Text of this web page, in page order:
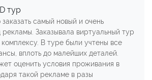
тур
самый новый и очень
Заказывала виртуальный тур
В туре были учтены все
вплоть до малейших деталей.
оценить условия проживания в
такой рекламе в разы